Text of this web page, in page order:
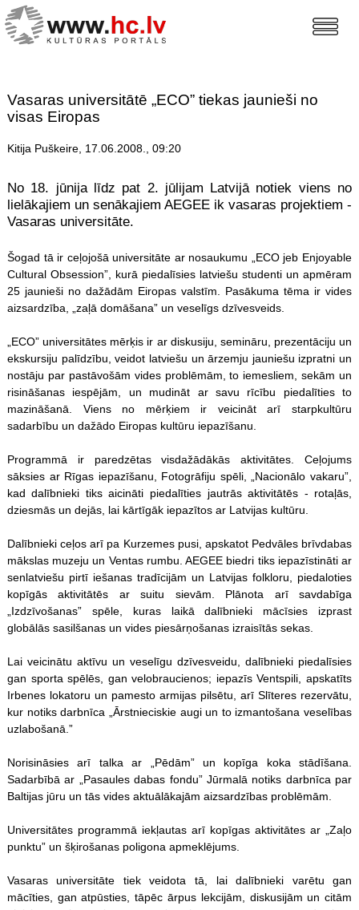
Vasaras universitātē „ECO” tiekas jaunieši no
visas Eiropas
Kitija Puškeire, 17.06.2008., 09:20
No 18. jūnija līdz pat 2. jūlijam Latvijā notiek viens no
lielākajiem un senākajiem AEGEE ik vasaras projektiem -
Vasaras universitāte.
Šogad tā ir ceļojošā universitāte ar nosaukumu „ECO jeb Enjoyable
Cultural Obsession”, kurā piedalīsies latviešu studenti un apmēram
25 jaunieši no dažādām Eiropas valstīm. Pasākuma tēma ir vides
aizsardzība, „zaļā domāšana” un veselīgs dzīvesveids.
„ECO” universitātes mērķis ir ar diskusiju, semināru, prezentāciju un
ekskursiju palīdzību, veidot latviešu un ārzemju jauniešu izpratni un
nostāju par pastāvošām vides problēmām, to iemesliem, sekām un
risināšanas iespējām, un mudināt ar savu rīcību piedalīties to
mazināšanā. Viens no mērķiem ir veicināt arī starpkultūru
sadarbību un dažādo Eiropas kultūru iepazīšanu.
Programmā ir paredzētas visdažādākās aktivitātes. Ceļojums
sāksies ar Rīgas iepazīšanu, Fotogrāfiju spēli, „Nacionālo vakaru”,
kad dalībnieki tiks aicināti piedalīties jautrās aktivitātēs - rotaļās,
dziesmās un dejās, lai kārtīgāk iepazītos ar Latvijas kultūru.
Dalībnieki ceļos arī pa Kurzemes pusi, apskatot Pedvāles brīvdabas
mākslas muzeju un Ventas rumbu. AEGEE biedri tiks iepazīstināti ar
senlatviešu pirtī iešanas tradīcijām un Latvijas folkloru, piedaloties
kopīgās aktivitātēs ar suitu sievām. Plānota arī savdabīga
„Izdzīvošanas” spēle, kuras laikā dalībnieki mācīsies izprast
globālās sasilšanas un vides piesārņošanas izraisītās sekas.
Lai veicinātu aktīvu un veselīgu dzīvesveidu, dalībnieki piedalīsies
gan sporta spēlēs, gan velobraucienos; iepazīs Ventspili, apskatīts
Irbenes lokatoru un pamesto armijas pilsētu, arī Slīteres rezervātu,
kur notiks darbnīca „Ārstnieciskie augi un to izmantošana veselības
uzlabošanā.”
Norisināsies arī talka ar „Pēdām” un kopīga koka stādīšana.
Sadarbībā ar „Pasaules dabas fondu” Jūrmalā notiks darbnīca par
Baltijas jūru un tās vides aktuālākajām aizsardzības problēmām.
Universitātes programmā iekļautas arī kopīgas aktivitātes ar „Zaļo
punktu” un šķirošanas poligona apmeklējums.
Vasaras universitāte tiek veidota tā, lai dalībnieki varētu gan
mācīties, gan atpūsties, tāpēc ārpus lekcijām, diskusijām un citām